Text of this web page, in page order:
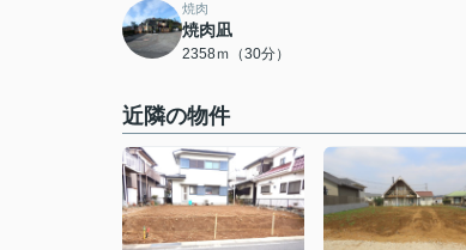
焼肉
焼肉凪
2358ｍ（30分）
近隣の物件